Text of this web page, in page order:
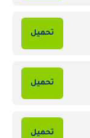
تحميل
تحميل
تحميل